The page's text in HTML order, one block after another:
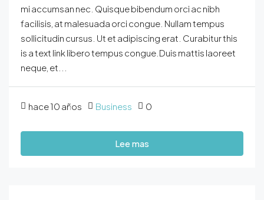
mi accumsan nec. Quisque bibendum orci ac nibh
facilisis, at malesuada orci congue. Nullam tempus
sollicitudin cursus. Ut et adipiscing erat. Curabitur this
is a text link libero tempus congue.Duis mattis laoreet
neque, et...
hace 10 años Business 0
Lee mas